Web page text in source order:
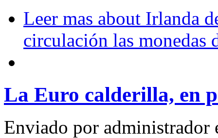
Leer mas about Irlanda
circulación las monedas
La Euro calderilla, en
Enviado por administrador